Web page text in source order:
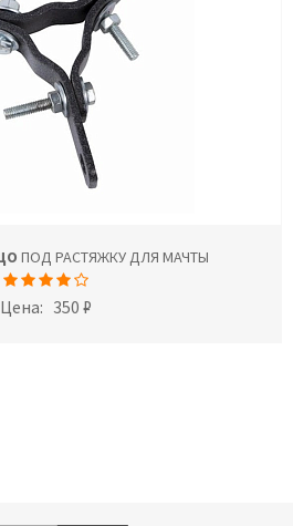
ПОД РАСТЯЖКУ ДЛЯ МАЧТЫ
Цена: 350 ₽